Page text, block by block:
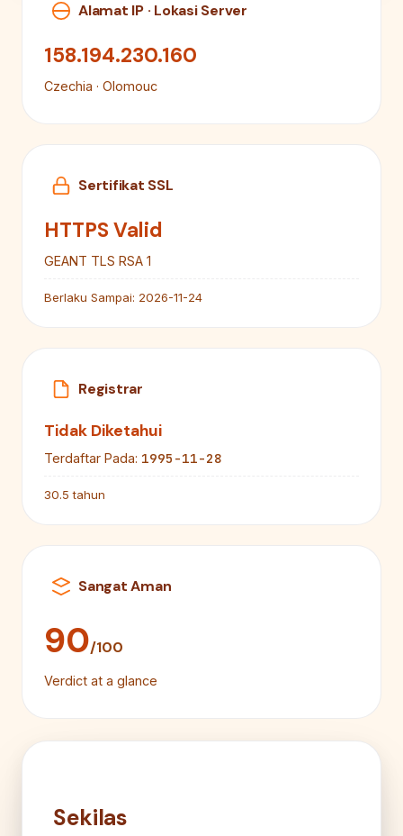
Alamat IP · Lokasi Server
158.194.230.160
Czechia · Olomouc
Sertifikat SSL
HTTPS Valid
GEANT TLS RSA 1
Berlaku Sampai: 2026-11-24
Registrar
Tidak Diketahui
Terdaftar Pada: 1995-11-28
30.5 tahun
Sangat Aman
90/100
Verdict at a glance
Sekilas